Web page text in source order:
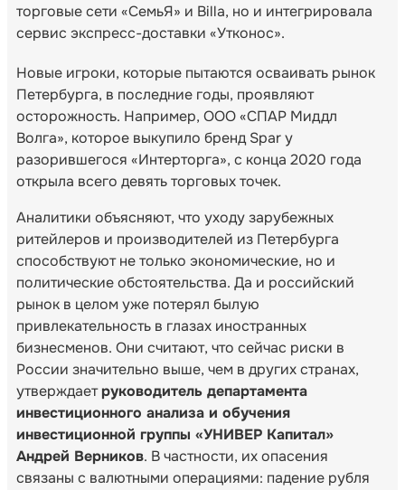
торговые сети «СемьЯ» и Billa, но и интегрировала
сервис экспресс-доставки «Утконос».
Новые игроки, которые пытаются осваивать рынок
Петербурга, в последние годы, проявляют
осторожность. Например, ООО «СПАР Миддл
Волга», которое выкупило бренд Spar у
разорившегося «Интерторга», с конца 2020 года
открыла всего девять торговых точек.
Аналитики объясняют, что уходу зарубежных
ритейлеров и производителей из Петербурга
способствуют не только экономические, но и
политические обстоятельства. Да и российский
рынок в целом уже потерял былую
привлекательность в глазах иностранных
бизнесменов. Они считают, что сейчас риски в
России значительно выше, чем в других странах,
утверждаетруководитель департамента
инвестиционного анализа и обучения
инвестиционной группы «УНИВЕР Капитал»
Андрей Верников. В частности, их опасения
связаны с валютными операциями: падение рубля